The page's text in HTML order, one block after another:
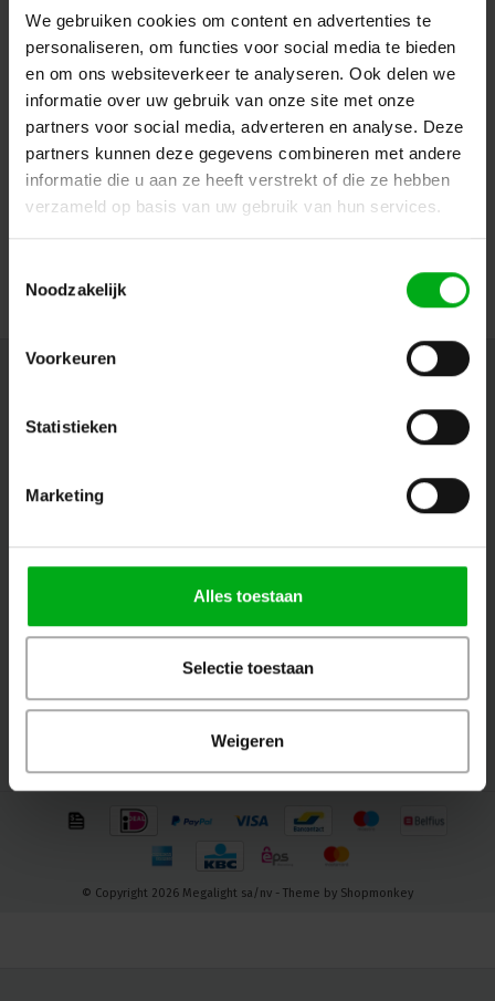
We gebruiken cookies om content en advertenties te
personaliseren, om functies voor social media te bieden
en om ons websiteverkeer te analyseren. Ook delen we
informatie over uw gebruik van onze site met onze
partners voor social media, adverteren en analyse. Deze
partners kunnen deze gegevens combineren met andere
informatie die u aan ze heeft verstrekt of die ze hebben
verzameld op basis van uw gebruik van hun services.
Noodzakelijk
Voorkeuren
Statistieken
Marketing
Alles toestaan
Selectie toestaan
Weigeren
ModulAir | MOD102025 | PCB-Printplaat | 4x Neutrik XLR
Jack combi
ModulAir* |
MOD102025
Direct leverbaar
Contact
Ontvang de laatste updates, nieuws en aanbiedingen via email
© Copyright 2026 Megalight sa/nv - Theme by Shopmonkey